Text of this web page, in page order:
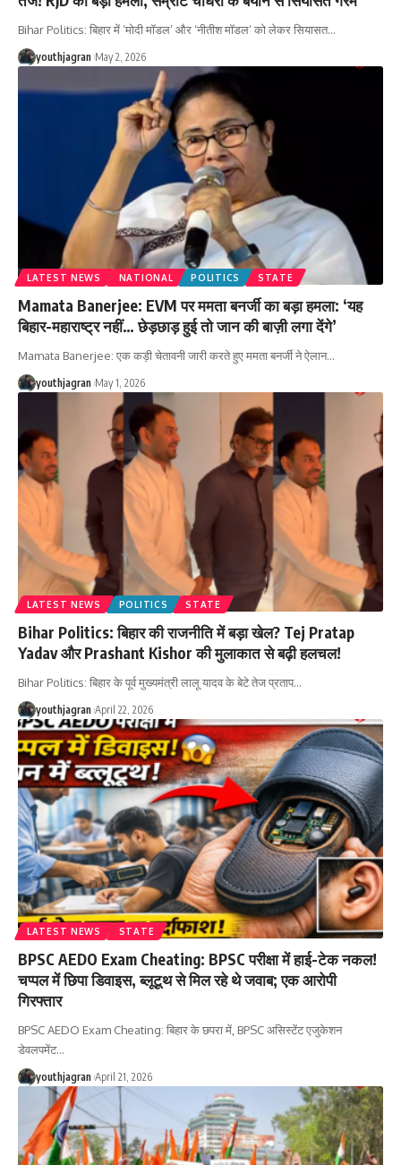
Bihar Politics: बिहार में ‘मोदी मॉडल’ और ‘नीतीश मॉडल’ को लेकर सियासत…
youthjagran May 2, 2026
LATEST NEWS NATIONAL POLITICS STATE
Mamata Banerjee: EVM पर ममता बनर्जी का बड़ा हमला: ‘यह
बिहार-महाराष्ट्र नहीं… छेड़छाड़ हुई तो जान की बाज़ी लगा देंगे’
Mamata Banerjee: एक कड़ी चेतावनी जारी करते हुए ममता बनर्जी ने ऐलान…
youthjagran May 1, 2026
LATEST NEWS POLITICS STATE
Bihar Politics: बिहार की राजनीति में बड़ा खेल? Tej Pratap
Yadav और Prashant Kishor की मुलाकात से बढ़ी हलचल!
Bihar Politics: बिहार के पूर्व मुख्यमंत्री लालू यादव के बेटे तेज प्रताप…
youthjagran April 22, 2026
LATEST NEWS STATE
BPSC AEDO Exam Cheating: BPSC परीक्षा में हाई-टेक नकल!
चप्पल में छिपा डिवाइस, ब्लूटूथ से मिल रहे थे जवाब; एक आरोपी
गिरफ्तार
BPSC AEDO Exam Cheating: बिहार के छपरा में, BPSC असिस्टेंट एजुकेशन
डेवलपमेंट…
youthjagran April 21, 2026